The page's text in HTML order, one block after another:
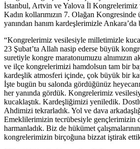
İstanbul, Artvin ve Yalova İl Kongrelerimiz
Kadın kollarımızın 7. Olağan
yanından hanım kardeşlerimizle Ankara’da
“Kongrelerimiz vesilesiyle milletimizle
23 Şubat’ta Allah nasip ederse büyük
suretiyle kongre maratonumuzu alnımızın
ve ilçe kongrelerimizi hamdolsun tam bir
kardeşlik atmosferi içinde, çok büyük bir
İşte bugün bu salonda gördüğünüz
her yanında gördük. Kongrelerimiz
kucaklaştık. Kardeşliğimizi yeniledik.
Ahdimizi tekrarladık. Yol ve dava
Emeklilerimizin tecrübesiyle gençlerimizin
harmanladık. Biz de hükümet
kongrelerimizin birçoğuna bizzat iştirak